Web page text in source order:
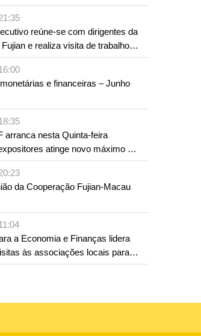
reúne-se com dirigentes da
e realiza visita de trabalho
e financeiras – Junho
arranca nesta Quinta-feira
atinge novo máximo em
da Cooperação Fujian-Macau
a Economia e Finanças lidera
às associações locais para
e promover os trabalhos